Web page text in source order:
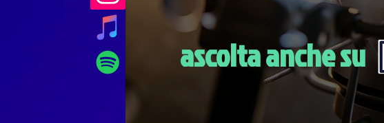
ascolta anche su